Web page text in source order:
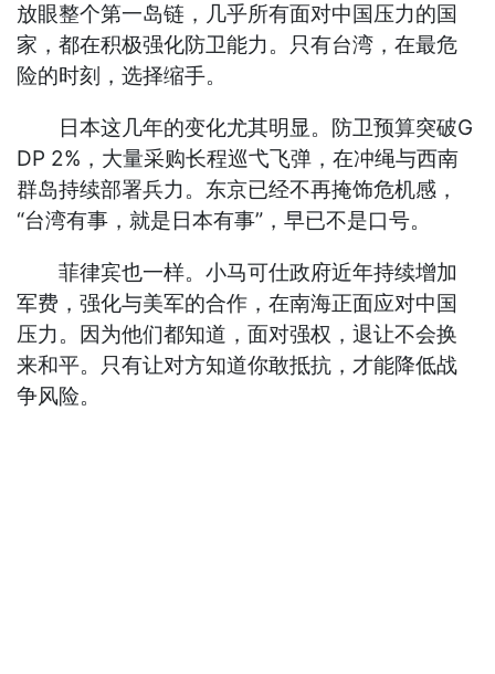
放眼整个第一岛链，几乎所有面对中国压力的国
家，都在积极强化防卫能力。只有台湾，在最危
险的时刻，选择缩手。
日本这几年的变化尤其明显。防卫预算突破G
DP 2%，大量采购长程巡弋飞弹，在冲绳与西南
群岛持续部署兵力。东京已经不再掩饰危机感，
“台湾有事，就是日本有事”，早已不是口号。
菲律宾也一样。小马可仕政府近年持续增加
军费，强化与美军的合作，在南海正面应对中国
压力。因为他们都知道，面对强权，退让不会换
来和平。只有让对方知道你敢抵抗，才能降低战
争风险。